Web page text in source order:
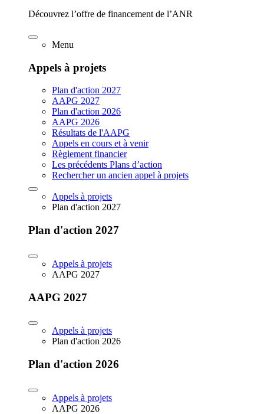
Découvrez l’offre de financement de l’ANR
Menu
Appels à projets
Plan d'action 2027
AAPG 2027
Plan d'action 2026
AAPG 2026
Résultats de l'AAPG
Appels en cours et à venir
Règlement financier
Les précédents Plans d’action
Rechercher un ancien appel à projets
Appels à projets
Plan d'action 2027
Plan d'action 2027
Appels à projets
AAPG 2027
AAPG 2027
Appels à projets
Plan d'action 2026
Plan d'action 2026
Appels à projets
AAPG 2026